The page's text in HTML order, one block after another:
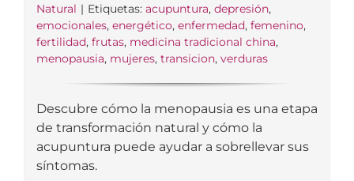
Natural | Etiquetas: acupuntura, depresión,
emocionales, energético, enfermedad, femenino,
fertilidad, frutas, medicina tradicional china,
menopausia, mujeres, transicion, verduras
Descubre cómo la menopausia es una etapa
de transformación natural y cómo la
acupuntura puede ayudar a sobrellevar sus
síntomas.